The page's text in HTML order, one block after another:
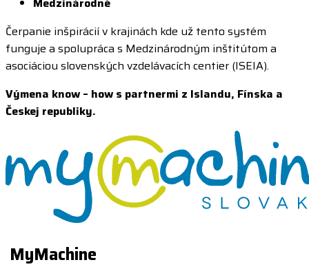
Čerpanie inšpirácií v krajinách kde už tento systém
funguje a spolupráca s Medzinárodným inštitútom a
asociáciou slovenských vzdelávacích centier (ISEIA).
Výmena know – how s partnermi z Islandu, Fínska a
Českej republiky.
MyMachine